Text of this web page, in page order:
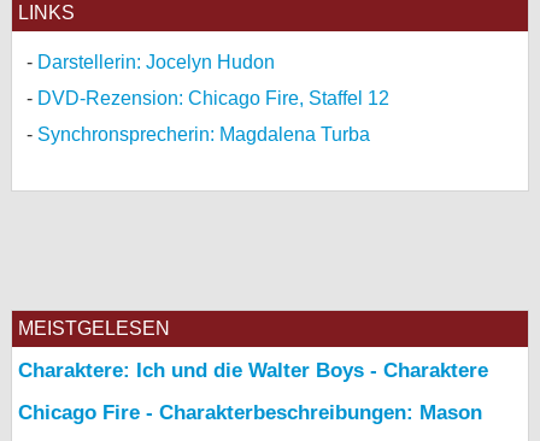
LINKS
Darstellerin: Jocelyn Hudon
DVD-Rezension: Chicago Fire, Staffel 12
Synchronsprecherin: Magdalena Turba
MEISTGELESEN
Charaktere: Ich und die Walter Boys - Charaktere
Chicago Fire - Charakterbeschreibungen: Mason